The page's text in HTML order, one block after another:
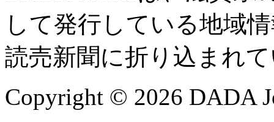
して発行している地域
読売新聞に折り込まれ
Copyright © 2026 DADA